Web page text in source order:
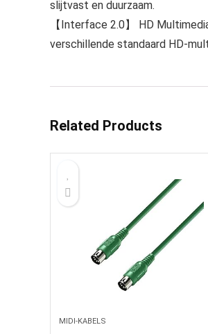
slijtvast en duurzaam.
【Interface 2.0】 HD
verschillende standaard HD-
Related Products
MIDI-KABELS